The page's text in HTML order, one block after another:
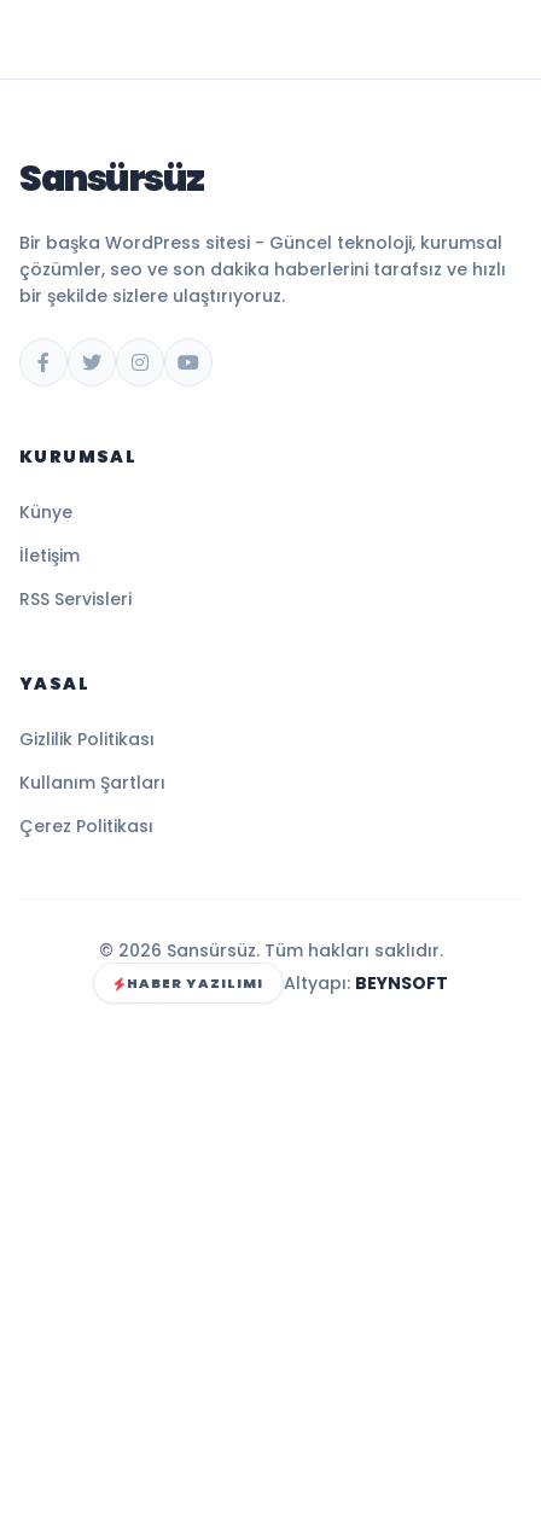
Sansürsüz
Bir başka WordPress sitesi - Güncel teknoloji, kurumsal
çözümler, seo ve son dakika haberlerini tarafsız ve hızlı
bir şekilde sizlere ulaştırıyoruz.
KURUMSAL
Künye
İletişim
RSS Servisleri
YASAL
Gizlilik Politikası
Kullanım Şartları
Çerez Politikası
© 2026 Sansürsüz. Tüm hakları saklıdır.
HABER YAZILIMI Altyapı: BEYNSOFT